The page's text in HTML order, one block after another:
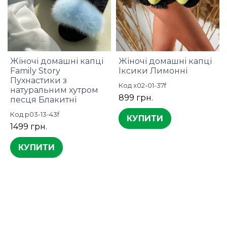
Жіночі домашні капці
Family Story
Пухнастики з
натуральним хутром
песця Блакитні
Код p03-13-43f
1499 грн.
КУПИТИ
Жіночі домашні капці
Іксики Лимонні
Код x02-01-37f
899 грн.
КУПИТИ